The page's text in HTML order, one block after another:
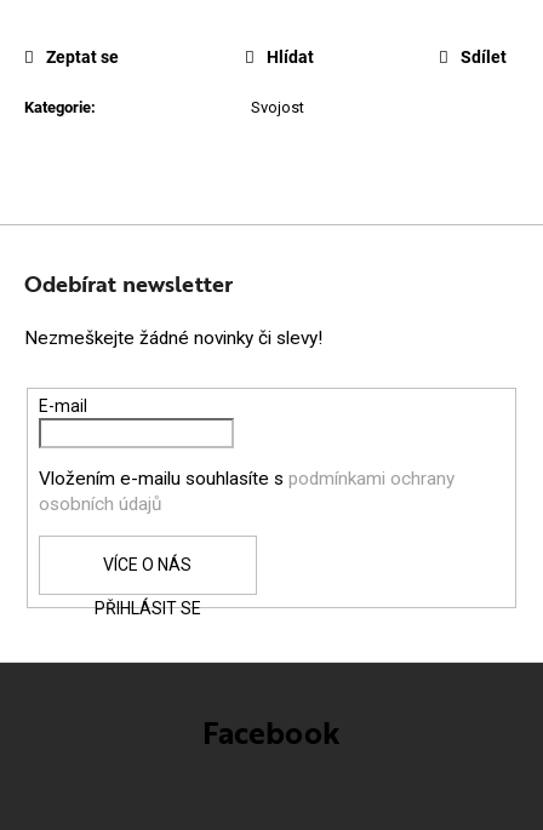
Kategorie: Svojost
Zeptat se Hlídat Sdílet
Z
Odebírat newsletter
Nezmeškejte žádné novinky či slevy!
E-mail
Vložením e-mailu souhlasíte s podmínkami ochrany
osobních údajů
PŘIHLÁSIT SE
Facebook